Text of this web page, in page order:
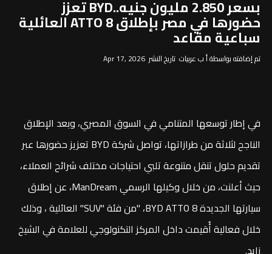
بسعر 2.850 مليون جنيه..BYD تعزز
حضورها في مصر بإطلاق ATTO 8 العائلية
سباعية مقاعد
تم إضافته بواسطة أ ب عربيات تاريخ النشر Apr 17, 2026
في إطار توسعها المتنامي في السوق المصري، وبعد الإطلاق
الناجح لثلاثة من طرازاتها، تواصل شركة BYD تعزيز حضورها عبر
تقديم حلول تنقل متنوعة تلبي احتياجات مختلف شرائح العملاء،
حيث أعلنت، من خلال وكيلها الرسمي ManDream، عن إطلاق
سيارتها الجديدة BYD ATTO 8، "من فئة "SUV" العائلية ، وذلك
خلال فعالية أُقيمت داخل المركز التكنولوجي للعلامة في الشيخ
زايد.